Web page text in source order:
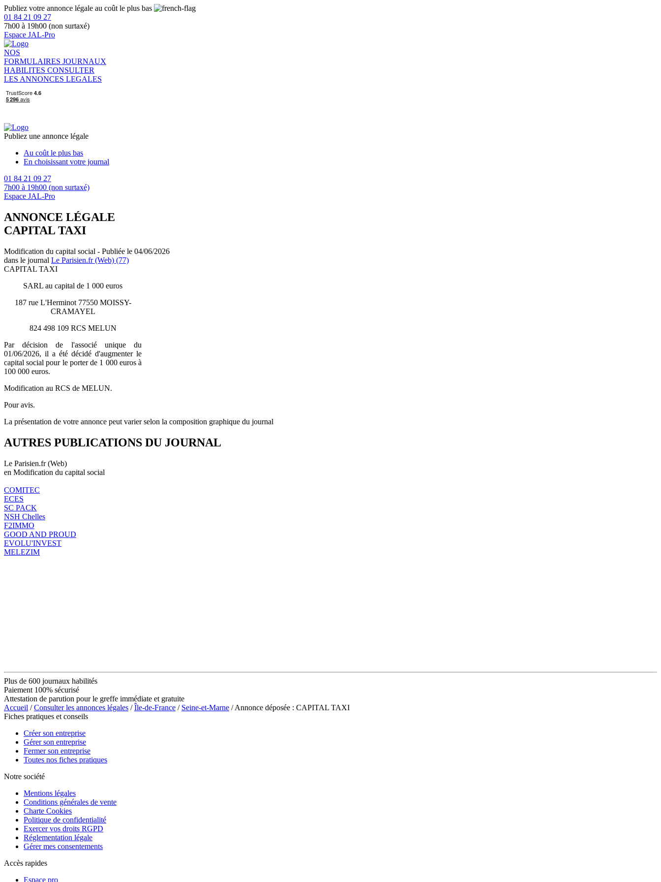
Publiez votre annonce légale au coût le plus bas
01 84 21 09 27
7h00 à 19h00 (non surtaxé)
Espace JAL-Pro
NOS
FORMULAIRES JOURNAUX
HABILITES CONSULTER
LES ANNONCES LEGALES
Publiez une annonce légale
Au coût le plus bas
En choisissant votre journal
01 84 21 09 27
7h00 à 19h00 (non surtaxé)
Espace JAL-Pro
ANNONCE LÉGALE
CAPITAL TAXI
Modification du capital social - Publiée le 04/06/2026
dans le journal Le Parisien.fr (Web) (77)
CAPITAL TAXI
SARL au capital de 1 000 euros
187 rue L'Herminot 77550 MOISSY-
CRAMAYEL
824 498 109 RCS MELUN
Par décision de l'associé unique du
01/06/2026, il a été décidé d'augmenter le
capital social pour le porter de 1 000 euros à
100 000 euros.
Modification au RCS de MELUN.
Pour avis.
La présentation de votre annonce peut varier selon la composition graphique du journal
AUTRES PUBLICATIONS DU JOURNAL
Le Parisien.fr (Web)
en Modification du capital social
COMITEC
ECES
SC PACK
NSH Chelles
F2IMMO
GOOD AND PROUD
EVOLU'INVEST
MELEZIM
Plus de 600 journaux habilités
Paiement 100% sécurisé
Attestation de parution pour le greffe immédiate et gratuite
Accueil /Consulter les annonces légales /Île-de-France / Seine-et-Marne / Annonce déposée : CAPITAL TAXI
Fiches pratiques et conseils
Créer son entreprise
Gérer son entreprise
Fermer son entreprise
Toutes nos fiches pratiques
Notre société
Mentions légales
Conditions générales de vente
Charte Cookies
Politique de confidentialité
Exercer vos droits RGPD
Réglementation légale
Gérer mes consentements
Accès rapides
Espace pro